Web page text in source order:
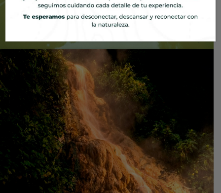
Ecoparque
Un día en el paraíso, entre montañas y agua termal.
Ver más detalles
Realiza tu reserva